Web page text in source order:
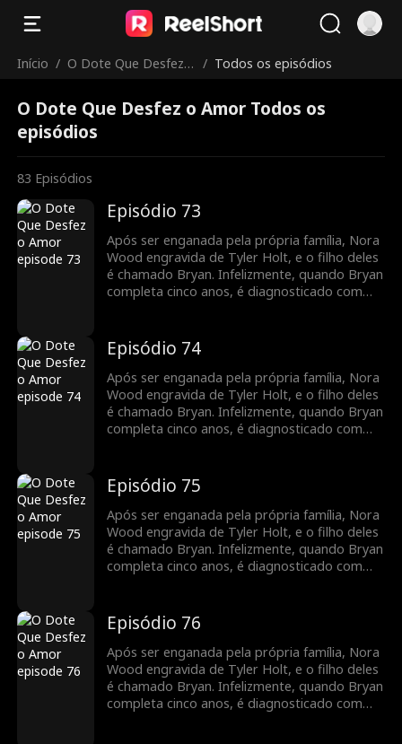
Início / O Dote Que Desfez o
/ Todos os episódios
O Dote Que Desfez o Amor Todos os
episódios
83 Episódios
Episódio 73
Após ser enganada pela própria família, Nora
Wood engravida de Tyler Holt, e o filho deles
é chamado Bryan. Infelizmente, quando Bryan
completa cinco anos, é diagnosticado com
família que Tyler lhe deu, desencadeando uma
busca por Bryan pela família Holt em toda a
cidade. Enquanto isso, Nora se junta ao Holt
Group como secretária de Tyler. À medida
que trabalham juntos, seus sentimentos um
pelo outro crescem, e o relacionamento deles
Episódio 74
Após ser enganada pela própria família, Nora
Wood engravida de Tyler Holt, e o filho deles
é chamado Bryan. Infelizmente, quando Bryan
completa cinco anos, é diagnosticado com
família que Tyler lhe deu, desencadeando uma
busca por Bryan pela família Holt em toda a
cidade. Enquanto isso, Nora se junta ao Holt
Group como secretária de Tyler. À medida
que trabalham juntos, seus sentimentos um
pelo outro crescem, e o relacionamento deles
Episódio 75
Após ser enganada pela própria família, Nora
Wood engravida de Tyler Holt, e o filho deles
é chamado Bryan. Infelizmente, quando Bryan
completa cinco anos, é diagnosticado com
família que Tyler lhe deu, desencadeando uma
busca por Bryan pela família Holt em toda a
cidade. Enquanto isso, Nora se junta ao Holt
Group como secretária de Tyler. À medida
que trabalham juntos, seus sentimentos um
pelo outro crescem, e o relacionamento deles
Episódio 76
Após ser enganada pela própria família, Nora
Wood engravida de Tyler Holt, e o filho deles
é chamado Bryan. Infelizmente, quando Bryan
completa cinco anos, é diagnosticado com